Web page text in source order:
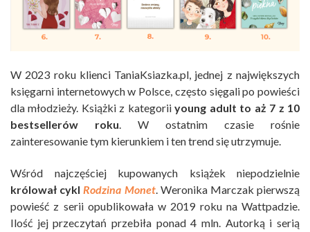
W 2023 roku klienci TaniaKsiazka.pl, jednej z największych
księgarni internetowych w Polsce, często sięgali po powieści
dla młodzieży. Książki z kategoriiyoung adult to aż 7 z 10
bestsellerów roku. W ostatnim czasie rośnie
zainteresowanie tym kierunkiem i ten trend się utrzymuje.
Wśród najczęściej kupowanych książek niepodzielnie
królował cyklRodzina Monet. Weronika Marczak pierwszą
powieść z serii opublikowała w 2019 roku na Wattpadzie.
Ilość jej przeczytań przebiła ponad 4 mln. Autorką i serią